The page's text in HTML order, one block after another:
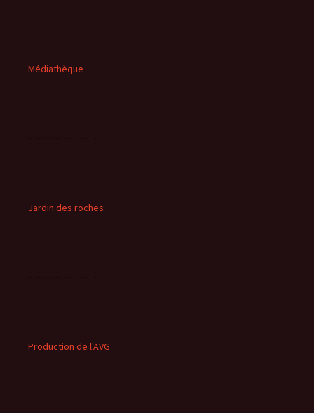
Médiathèque
Jardin des roches
Production de l'AVG